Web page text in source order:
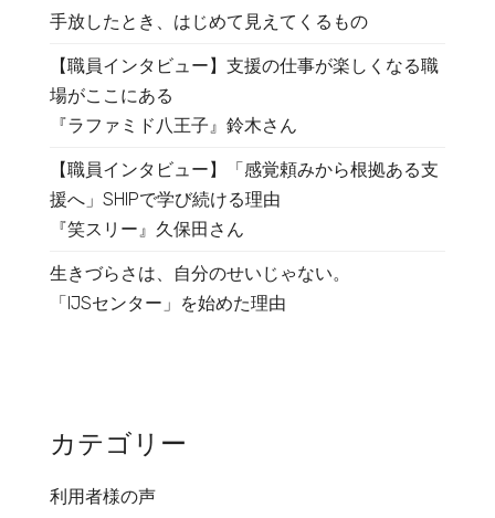
手放したとき、はじめて見えてくるもの
【職員インタビュー】支援の仕事が楽しくなる職
場がここにある
『ラファミド八王子』鈴木さん
【職員インタビュー】「感覚頼みから根拠ある支
援へ」SHIPで学び続ける理由
『笑スリー』久保田さん
生きづらさは、自分のせいじゃない。
「IJSセンター」を始めた理由
カテゴリー
利用者様の声